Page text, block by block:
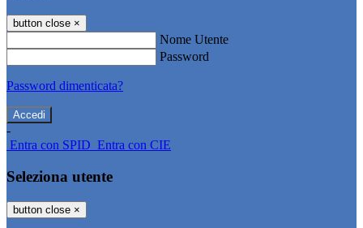
button close ×
Nome Utente
Password
Password dimenticata?
-
Entra con SPID Entra con CIE
Seleziona utente
button close ×